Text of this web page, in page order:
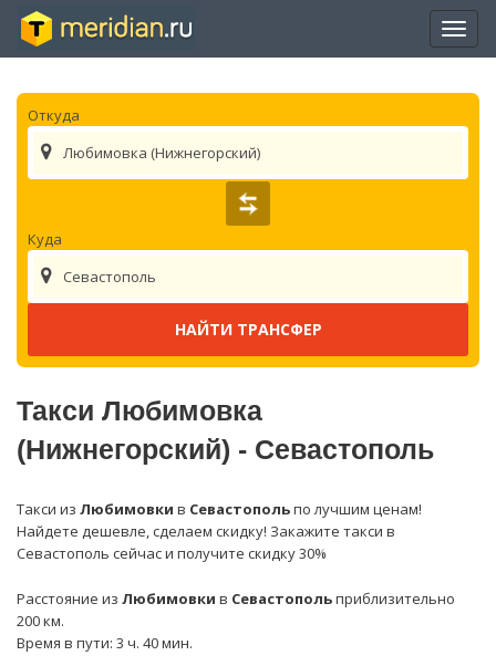
Откуда
Любимовка (Нижнегорский)
Куда
Севастополь
Такси Любимовка
(Нижнегорский) - Севастополь
Такси из Любимовки в Севастопольпо лучшим ценам!
Найдете дешевле, сделаем скидку! Закажите такси в
Севастополь сейчас и получите скидку 30%
Расстояние из Любимовки в Севастопольприблизительно
200 км.
Время в пути: 3 ч. 40 мин.